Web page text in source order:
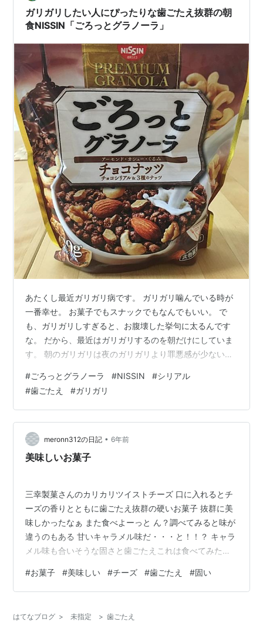
ません。 燻…
ガリガリしたい人にぴったりな歯ごたえ抜群の朝
食NISSIN「ごろっとグラノーラ」
あたくし最近ガリガリ病です。 ガリガリ噛んでいる時が
一番幸せ。 お菓子でもスナックでもなんでもいい。 で
も、ガリガリしすぎると、お腹壊した挙句に太るんです
な。 だから、最近はガリガリするのを朝だけにしていま
す。 朝のガリガリは夜のガリガリより罪悪感が少ないで
ガリガリマニアにぴったりな朝食をご紹介します。
NISSIN「ごろっとグラノーラ」さんです。 シリアルとい
えば、ミルクボーイの！？コーンフレークやフルグラが
大好きですが、この「ごろっとグラノラ」チョコナッツ
味もかなり気に入っています。 なぜなら、歯ごたえがハ
ンパないからです。 コーンフレー…
#ごろっとグラノーラ #NISSIN #シリアル
#歯ごたえ #ガリガリ
meronn312の日記 • 6年前
美味しいお菓子
三幸製菓さんのカリカリツイストチーズ 口に入れるとチ
ーズの香りとともに歯ごたえ抜群の硬いお菓子 抜群に美
味しかったなぁ また食べよーっと ん？調べてみると味が
違うのもある 甘いキャラメル味だ・・・と！！？ キャラ
メル味も合いそうな固さと歯ごたえこれは食べてみたい
#お菓子 #美味しい #チーズ #歯ごたえ #固い
はてなブログ > 未指定 > 歯ごたえ